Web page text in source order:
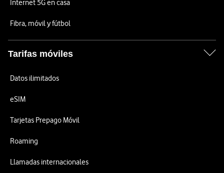
Internet 5G en casa
Fibra, móvil y fútbol
Tarifas móviles
Datos ilimitados
eSIM
Tarjetas Prepago Móvil
Roaming
Llamadas internacionales